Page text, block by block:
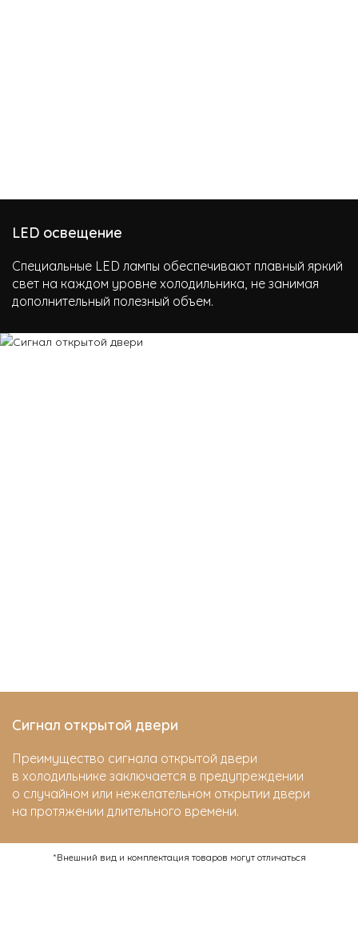
LED освещение
Специальные LED лампы обеспечивают плавный яркий
свет на каждом уровне холодильника, не занимая
дополнительный полезный объем.
Сигнал открытой двери
Преимущество сигнала открытой двери
в холодильнике заключается в предупреждении
о случайном или нежелательном открытии двери
на протяжении длительного времени.
*Внешний вид и комплектация товаров могут отличаться